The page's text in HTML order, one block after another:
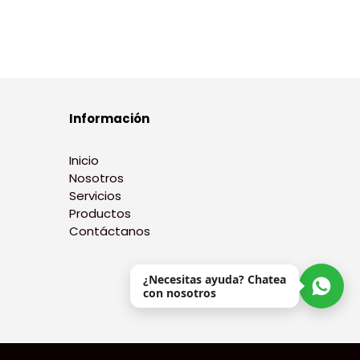
Información
Inicio
Nosotros
Servicios
Productos
Contáctanos
¿Necesitas ayuda? Chatea
con nosotros